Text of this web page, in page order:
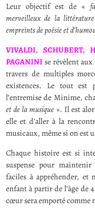
Leur objectif est de «
merveilleux de la
empreints de poésie et
VIVALDI, SCHUBERT,
PAGANINIse révèlent
travers de multiples
existences. Le tout est
l’entremise de Minime,
et de la musique ». Il est
elle et d’aller à la
musicaux, même si on est
Chaque histoire est si
suspense pour
faciles à appréhender, et
enfant à partir de l’âge de
cœur sera emporté comme